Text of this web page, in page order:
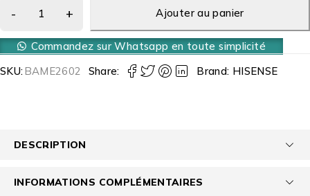
Ajouter au panier
Commandez sur Whatsapp en toute simplicité
SKU:BAME2602 Share: Brand: HISENSE
DESCRIPTION
INFORMATIONS COMPLÉMENTAIRES